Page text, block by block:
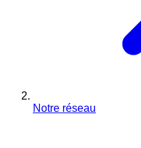
Notre réseau